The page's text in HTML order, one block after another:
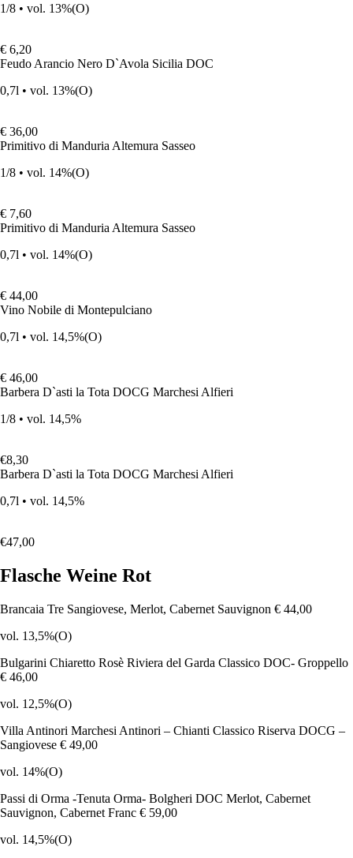
1/8 • vol. 13%(O)
€ 6,20
Feudo Arancio Nero D`Avola Sicilia DOC
0,7l • vol. 13%(O)
€ 36,00
Primitivo di Manduria Altemura Sasseo
1/8 • vol. 14%(O)
€ 7,60
Primitivo di Manduria Altemura Sasseo
0,7l • vol. 14%(O)
€ 44,00
Vino Nobile di Montepulciano
0,7l • vol. 14,5%(O)
€ 46,00
Barbera D`asti la Tota DOCG Marchesi Alfieri
1/8 • vol. 14,5%
€8,30
Barbera D`asti la Tota DOCG Marchesi Alfieri
0,7l • vol. 14,5%
€47,00
Flasche Weine Rot
Brancaia Tre Sangiovese, Merlot, Cabernet Sauvignon € 44,00
vol. 13,5%(O)
Bulgarini Chiaretto Rosè Riviera del Garda Classico DOC- Groppello
€ 46,00
vol. 12,5%(O)
Villa Antinori Marchesi Antinori – Chianti Classico Riserva DOCG –
Sangiovese € 49,00
vol. 14%(O)
Passi di Orma -Tenuta Orma- Bolgheri DOC Merlot, Cabernet
Sauvignon, Cabernet Franc € 59,00
vol. 14,5%(O)